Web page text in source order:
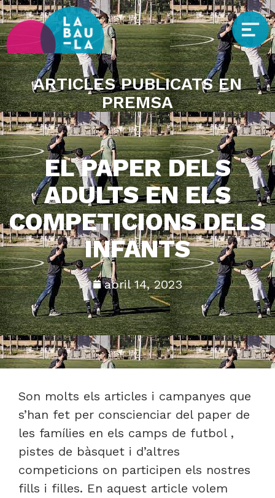
ARTICLES PUBLICATS EN
PREMSA
EL PAPER DELS
ADULTS EN ELS
COMPETICIONS DELS
INFANTS
abril 14, 2023
Son molts els articles i campanyes que
s’han fet per conscienciar del paper de
les famílies en els camps de futbol ,
pistes de bàsquet i d’altres
competicions on participen els nostres
fills i filles. En aquest article volem